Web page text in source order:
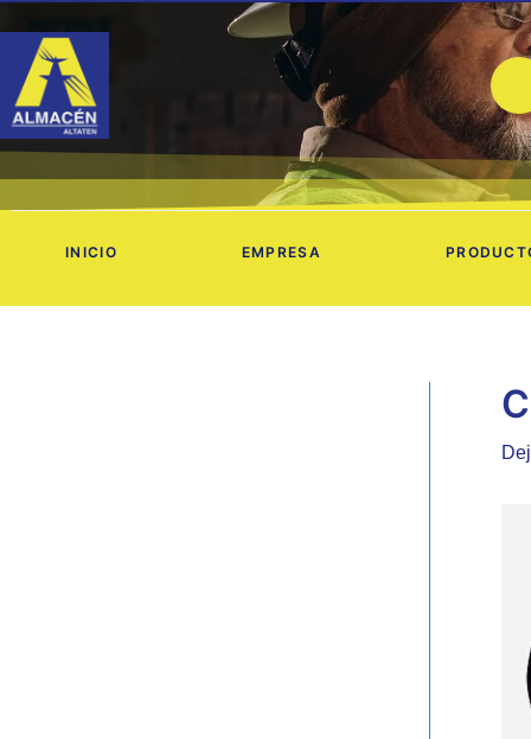
contenido
INICIO EMPRESA